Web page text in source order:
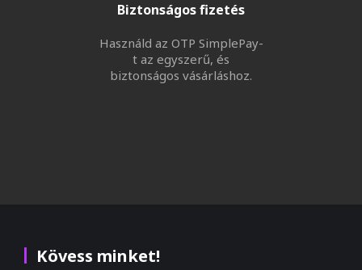
Biztonságos fizetés
Használd az OTP SimplePay-
t az egyszerű, és
biztonságos vásárláshoz.
Kövess minket!